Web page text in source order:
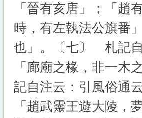
「晉有亥唐」；「趙
時，有左執法公旗番
也」。〔七〕 札記
「廊廟之椽，非一
記自注云：引風俗通
「趙武靈王遊大陵，